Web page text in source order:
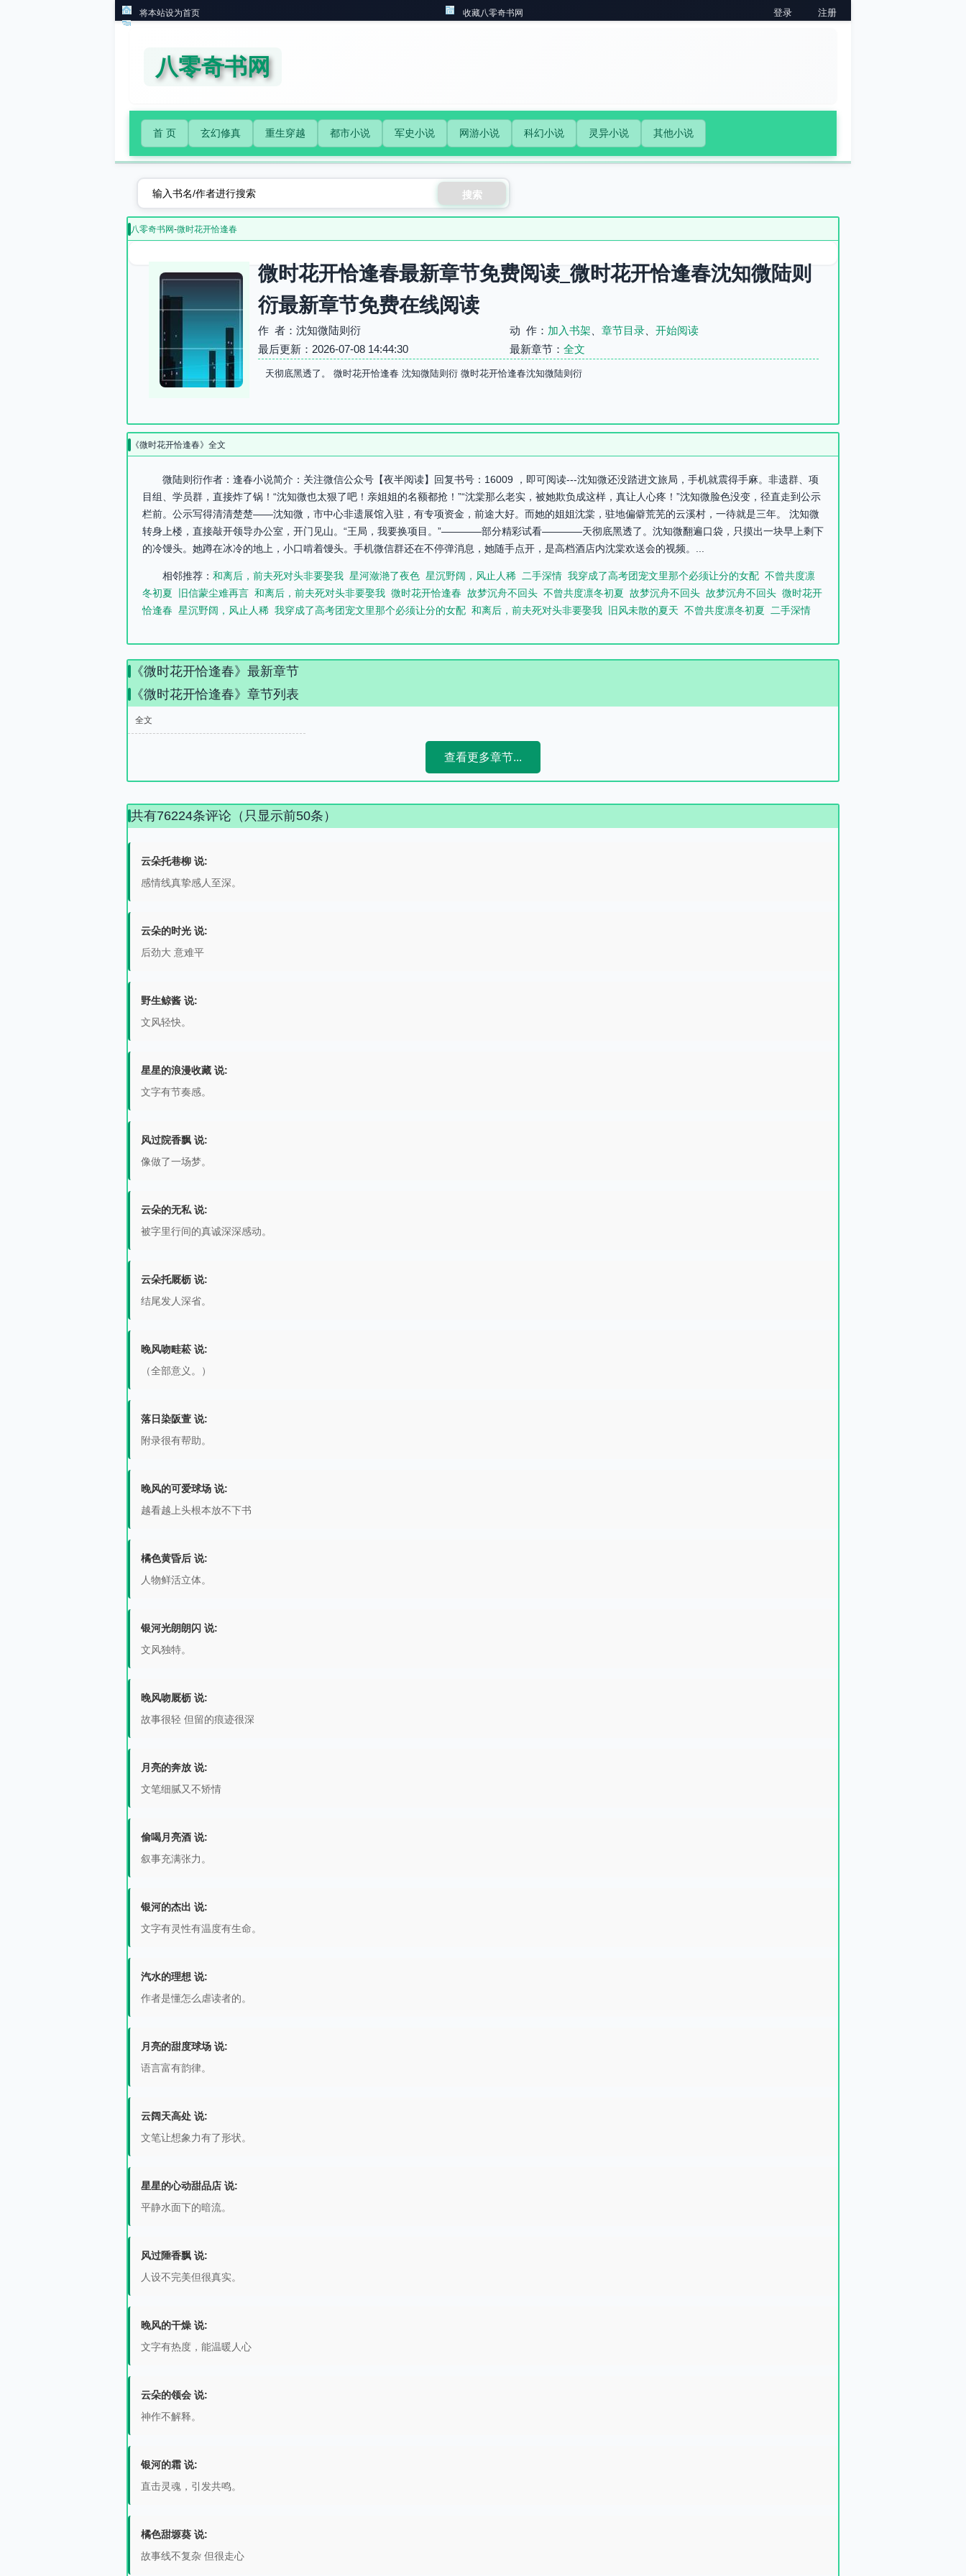
将本站设为首页 收藏八零奇书网 登录 注册
八零奇书网
首 页 玄幻修真 重生穿越 都市小说 军史小说 网游小说 科幻小说 灵异小说 其他小说
搜索
八零奇书网-微时花开恰逢春
微时花开恰逢春最新章节免费阅读_微时花开恰逢春沈知微陆则
衍最新章节免费在线阅读
作 者：沈知微陆则衍 动 作： 加入书架 章节目录
开始阅读
最后更新：2026-07-08 14:44:30
最新章节： 全文
天彻底黑透了。 微时花开恰逢春 沈知微陆则衍 微时花开恰逢春沈知微陆则衍
《微时花开恰逢春》全文
微陆则衍作者：逢春小说简介：关注微信公众号【夜半阅读】回复书号：16009 ，即可阅读---沈知微还没踏进文旅局，手机就震得手麻。非遗群、项
目组、学员群，直接炸了锅！“沈知微也太狠了吧！亲姐姐的名额都抢！”“沈棠那么老实，被她欺负成这样，真让人心疼！”沈知微脸色没变，径直走到公示
栏前。公示写得清清楚楚——沈知微，市中心非遗展馆入驻，有专项资金，前途大好。而她的姐姐沈棠，驻地偏僻荒芜的云溪村，一待就是三年。 沈知微
转身上楼，直接敲开领导办公室，开门见山。“王局，我要换项目。”————部分精彩试看————天彻底黑透了。沈知微翻遍口袋，只摸出一块早上剩下
的冷馒头。她蹲在冰冷的地上，小口啃着馒头。手机微信群还在不停弹消息，她随手点开，是高档酒店内沈棠欢送会的视频。...
相邻推荐： 和离后，前夫死对头非要娶我 星河潋滟了夜色 星沉野阔，风止人稀 二手深情 我穿成了高考团宠文里那个必须让分的女配 不曾共度凛
冬初夏
旧信蒙尘难再言 和离后，前夫死对头非要娶我 微时花开恰逢春 故梦沉舟不回头 不曾共度凛冬初夏 故梦沉舟不回头 故梦沉舟不回头 微时花开
恰逢春 星沉野阔，风止人稀 我穿成了高考团宠文里那个必须让分的女配 和离后，前夫死对头非要娶我 旧风未散的夏天 不曾共度凛冬初夏 二手深情
《微时花开恰逢春》最新章节
《微时花开恰逢春》章节列表
全文
查看更多章节...
共有76224条评论（只显示前50条）
云朵托巷柳 说:
感情线真挚感人至深。
云朵的时光 说:
后劲大 意难平
野生鲸酱 说:
文风轻快。
星星的浪漫收藏 说:
文字有节奏感。
风过院香飘 说:
像做了一场梦。
云朵的无私 说:
被字里行间的真诚深深感动。
云朵托厩枥 说:
结尾发人深省。
晚风吻畦菘 说:
（全部意义。）
落日染阪萱 说:
附录很有帮助。
晚风的可爱球场 说:
越看越上头根本放不下书
橘色黄昏后 说:
人物鲜活立体。
银河光朗朗闪 说:
文风独特。
晚风吻厩枥 说:
故事很轻 但留的痕迹很深
月亮的奔放 说:
文笔细腻又不矫情
偷喝月亮酒 说:
叙事充满张力。
银河的杰出 说:
文字有灵性有温度有生命。
汽水的理想 说:
作者是懂怎么虐读者的。
月亮的甜度球场 说:
语言富有韵律。
云阔天高处 说:
文笔让想象力有了形状。
星星的心动甜品店 说:
平静水面下的暗流。
风过陲香飘 说:
人设不完美但很真实。
晚风的干燥 说:
文字有热度，能温暖人心
云朵的领会 说:
神作不解释。
银河的霜 说:
直击灵魂，引发共鸣。
橘色甜塬葵 说:
故事线不复杂 但很走心